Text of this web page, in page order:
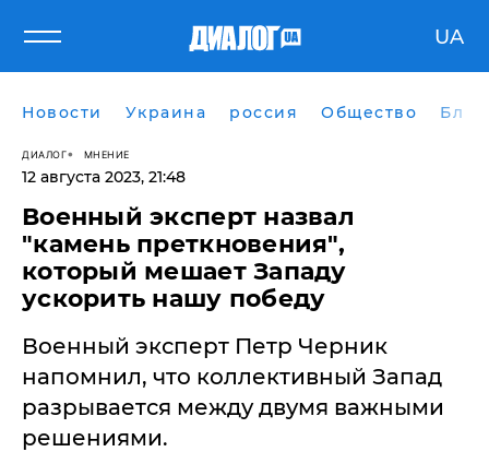
UA
Новости Украина россия Общество
ДИАЛОГ МНЕНИЕ
12 августа 2023, 21:48
Военный эксперт назвал
"камень преткновения",
который мешает Западу
ускорить нашу победу
Военный эксперт Петр Черник
напомнил, что коллективный Запад
разрывается между двумя важными
решениями.